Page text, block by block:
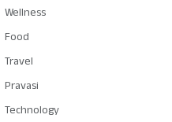
Wellness
Food
Travel
Pravasi
Technology